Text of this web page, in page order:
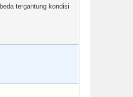
tergantung kondisi